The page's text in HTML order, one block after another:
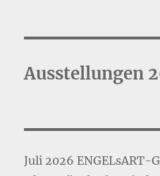
Ausstellungen
Juli 2026 ENGELsART-